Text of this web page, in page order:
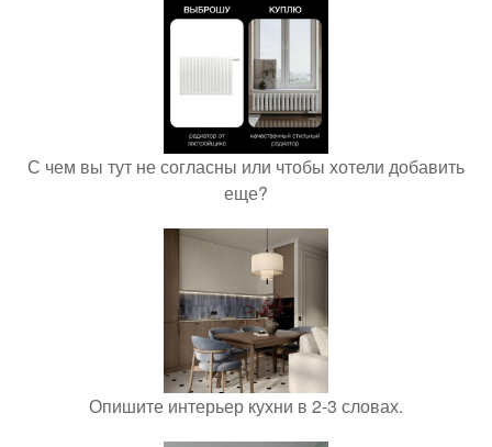
С чем вы тут не согласны или чтобы хотели добавить
еще?
Опишите интерьер кухни в 2-3 словах.